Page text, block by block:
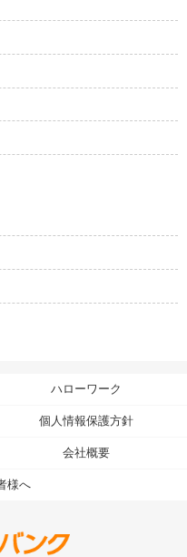
ハローワーク
個人情報保護方針
会社概要
様へ